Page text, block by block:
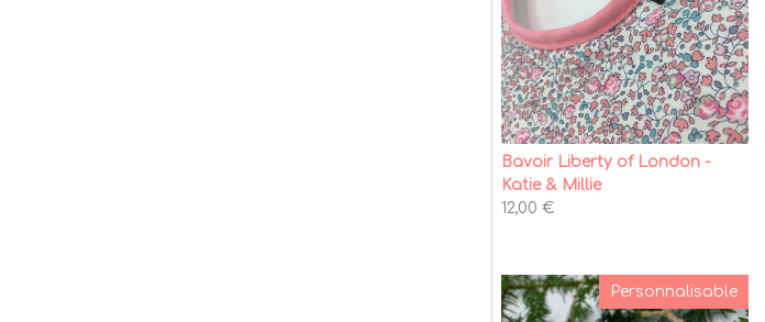
Bavoir Liberty of London -
Katie & Millie
12,00 €
Personnalisable